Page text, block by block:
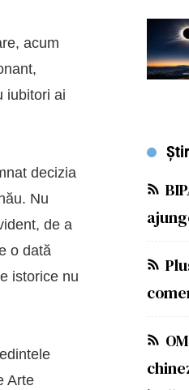
acum
iubitori ai
decizia
Nu
de a
o dată
istorice nu
Arte